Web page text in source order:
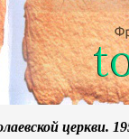
церкви.